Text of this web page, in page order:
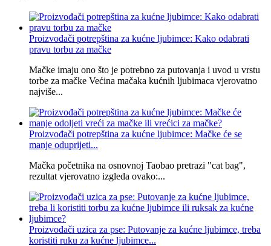
Proizvođači potrepština za kućne ljubimce: Kako odabrati
pravu torbu za mačke
Mačke imaju ono što je potrebno za putovanja i uvod u vrstu
torbe za mačke Većina mačaka kućnih ljubimaca vjerovatno
najviše...
Proizvođači potrepština za kućne ljubimce: Mačke će se
manje oduprijeti...
Mačka početnika na osnovnoj Taobao pretrazi "cat bag",
rezultat vjerovatno izgleda ovako:...
Proizvođači uzica za pse: Putovanje za kućne ljubimce, treba
koristiti ruku za kućne ljubimce...